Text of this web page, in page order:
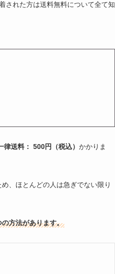
された方は送料無料について全て知
律送料： 500円（税込） かかりま
、ほとんどの人は急ぎでない限り
方法があります。